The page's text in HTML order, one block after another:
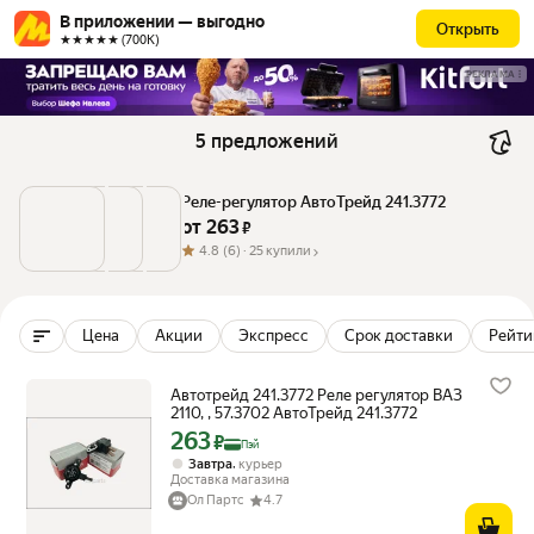
В приложении — выгодно
★★★★★ (700К)
Открыть
РЕКЛАМА
5 предложений
Реле-регулятор АвтоТрейд 241.3772
от 263 ₽
4.8 (6) · 25 купили
Цена Акции Экспресс Срок доставки
Автотрейд 241.3772 Реле регулятор ВАЗ
2110, , 57.3702 АвтоТрейд 241.3772
Цена с картой Яндекс Пэй 263 ₽ вместо
263₽ Пэй
Завтра, курьер
Доставка магазина
Ол Партс
4.7